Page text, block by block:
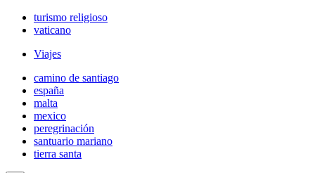
turismo religioso
vaticano
Viajes
camino de santiago
españa
malta
mexico
peregrinación
santuario mariano
tierra santa